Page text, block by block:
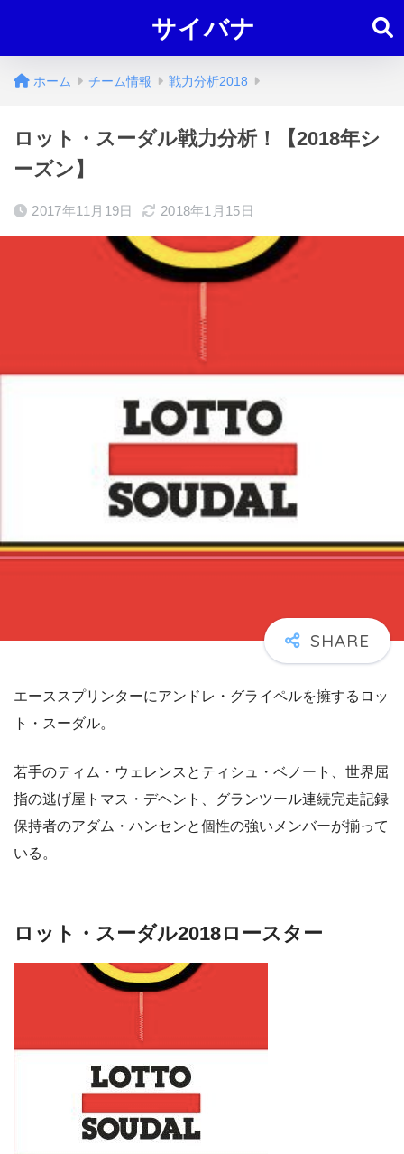
サイバナ
ホーム チーム情報 戦力分析2018
ロット・スーダル戦力分析！【2018年シ
ーズン】
2017年11月19日 2018年1月15日
エーススプリンターにアンドレ・グライペルを擁するロッ
ト・スーダル。
若手のティム・ウェレンスとティシュ・ベノート、世界屈
指の逃げ屋トマス・デヘント、グランツール連続完走記録
保持者のアダム・ハンセンと個性の強いメンバーが揃って
いる。
ロット・スーダル2018ロースター